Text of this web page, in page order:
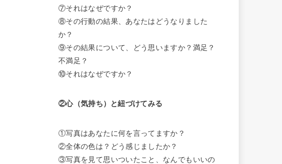
⑦それはなぜですか？
⑧その行動の結果、あなたはどうなりました
か？
⑨その結果について、どう思いますか？満足？
不満足？
⑩それはなぜですか？
②心（気持ち）と紐づけてみる
①写真はあなたに何を言ってますか？
②全体の色は？どう感じましたか？
③写真を見て思いついたこと、なんでもいいの